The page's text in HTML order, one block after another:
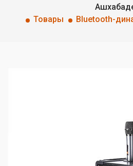
Товары
Bluetooth-